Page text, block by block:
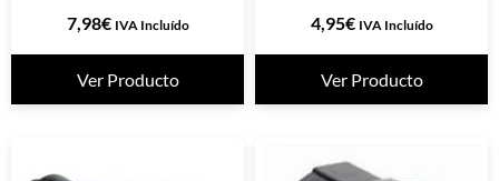
7,98€ IVA Incluído
Ver Producto
4,95€ IVA Incluído
Ver Producto